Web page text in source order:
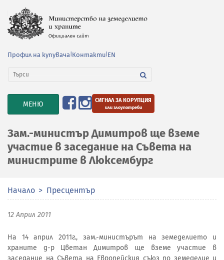
Профил на купувача Контакти EN
TOGGLE
NAVIGATION
МЕНЮ СИГНАЛ ЗА КОРУПЦИЯ
или злоупотреби
Зам.-министър Димитров ще вземе
участие в заседание на Съвета на
министрите в Люксембург
Начало Пресцентър
12 Април 2011
На 14 април 2011г., зам.-министърът на земеделието и
храните д-р Цветан Димитров ще вземе участие в
заседание на Съвета на Европейския съюз по земеделие и